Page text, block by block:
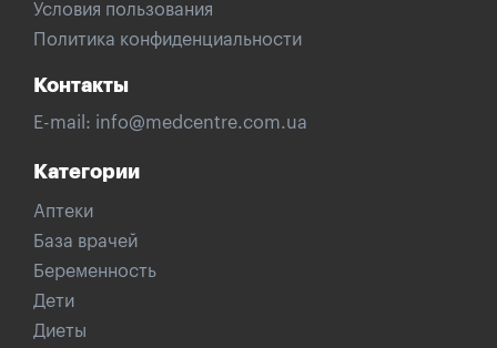
Условия пользования
Политика конфиденциальности
Контакты
E-mail: info@medcentre.com.ua
Категории
Аптеки
База врачей
Беременность
Дети
Диеты